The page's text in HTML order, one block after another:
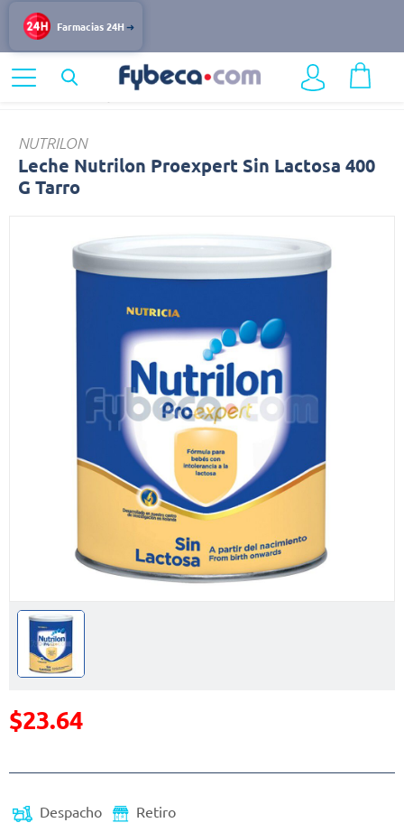
Farmacias 24H
Infantil y Maternidad Leche
NUTRILON
Leche Nutrilon Proexpert Sin Lactosa 400
G Tarro
$23.64
Despacho Retiro